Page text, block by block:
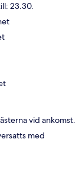
23.30.
vid ankomst.
med